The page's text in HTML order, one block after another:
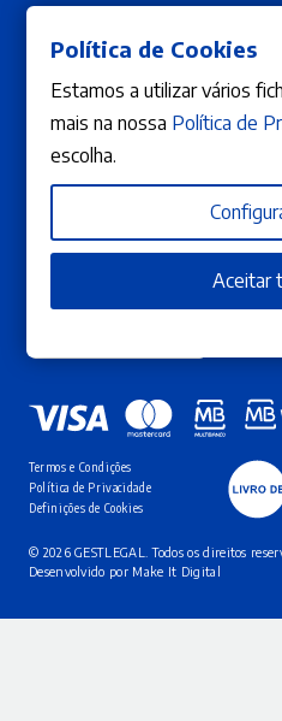
A Editora
Subscreva a nossa
Garanta que não perde as novas edições,
Termos e Condições
Política de Privacidade
Definições de Cookies
© 2026 GESTLEGAL. Todos os direitos
Desenvolvido por Make It Digital
Política de Cookies
Estamos a utilizar vários
mais na nossa Política de
escolha.
Aceitar